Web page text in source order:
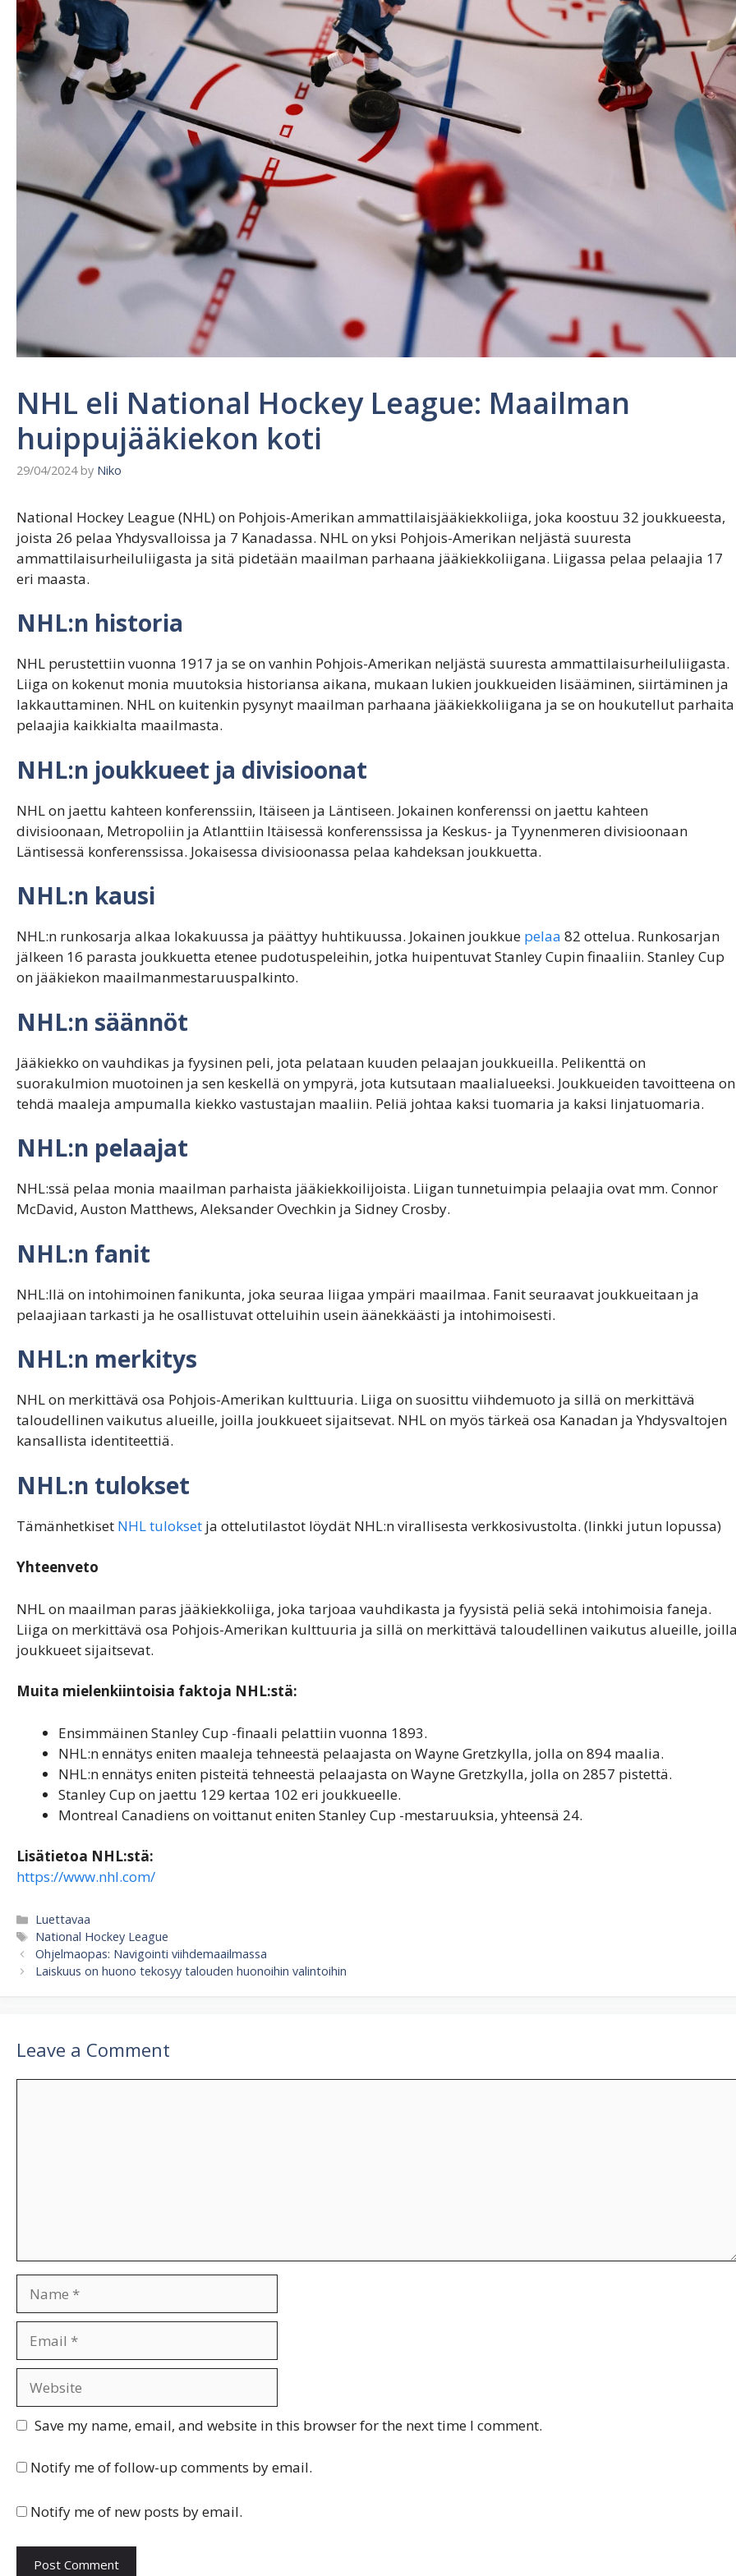
NHL eli National Hockey League: Maailman
huippujääkiekon koti
29/04/2024 by Niko
National Hockey League (NHL) on Pohjois-Amerikan ammattilaisjääkiekkoliiga, joka koostuu 32 joukkueesta,
joista 26 pelaa Yhdysvalloissa ja 7 Kanadassa. NHL on yksi Pohjois-Amerikan neljästä suuresta
ammattilaisurheiluliigasta ja sitä pidetään maailman parhaana jääkiekkoliigana. Liigassa pelaa pelaajia 17
eri maasta.
NHL:n historia
NHL perustettiin vuonna 1917 ja se on vanhin Pohjois-Amerikan neljästä suuresta ammattilaisurheiluliigasta.
Liiga on kokenut monia muutoksia historiansa aikana, mukaan lukien joukkueiden lisääminen, siirtäminen ja
lakkauttaminen. NHL on kuitenkin pysynyt maailman parhaana jääkiekkoliigana ja se on houkutellut parhaita
pelaajia kaikkialta maailmasta.
NHL:n joukkueet ja divisioonat
NHL on jaettu kahteen konferenssiin, Itäiseen ja Läntiseen. Jokainen konferenssi on jaettu kahteen
divisioonaan, Metropoliin ja Atlanttiin Itäisessä konferenssissa ja Keskus- ja Tyynenmeren divisioonaan
Läntisessä konferenssissa. Jokaisessa divisioonassa pelaa kahdeksan joukkuetta.
NHL:n kausi
NHL:n runkosarja alkaa lokakuussa ja päättyy huhtikuussa. Jokainen joukkue pelaa 82 ottelua. Runkosarjan
jälkeen 16 parasta joukkuetta etenee pudotuspeleihin, jotka huipentuvat Stanley Cupin finaaliin. Stanley Cup
on jääkiekon maailmanmestaruuspalkinto.
NHL:n säännöt
Jääkiekko on vauhdikas ja fyysinen peli, jota pelataan kuuden pelaajan joukkueilla. Pelikenttä on
suorakulmion muotoinen ja sen keskellä on ympyrä, jota kutsutaan maalialueeksi. Joukkueiden tavoitteena on
tehdä maaleja ampumalla kiekko vastustajan maaliin. Peliä johtaa kaksi tuomaria ja kaksi linjatuomaria.
NHL:n pelaajat
NHL:ssä pelaa monia maailman parhaista jääkiekkoilijoista. Liigan tunnetuimpia pelaajia ovat mm. Connor
McDavid, Auston Matthews, Aleksander Ovechkin ja Sidney Crosby.
NHL:n fanit
NHL:llä on intohimoinen fanikunta, joka seuraa liigaa ympäri maailmaa. Fanit seuraavat joukkueitaan ja
pelaajiaan tarkasti ja he osallistuvat otteluihin usein äänekkäästi ja intohimoisesti.
NHL:n merkitys
NHL on merkittävä osa Pohjois-Amerikan kulttuuria. Liiga on suosittu viihdemuoto ja sillä on merkittävä
taloudellinen vaikutus alueille, joilla joukkueet sijaitsevat. NHL on myös tärkeä osa Kanadan ja Yhdysvaltojen
kansallista identiteettiä.
NHL:n tulokset
Tämänhetkiset NHL tulokset ja ottelutilastot löydät NHL:n virallisesta verkkosivustolta. (linkki jutun lopussa)
Yhteenveto
NHL on maailman paras jääkiekkoliiga, joka tarjoaa vauhdikasta ja fyysistä peliä sekä intohimoisia faneja.
Liiga on merkittävä osa Pohjois-Amerikan kulttuuria ja sillä on merkittävä taloudellinen vaikutus alueille,
joukkueet sijaitsevat.
Muita mielenkiintoisia faktoja NHL:stä:
Ensimmäinen Stanley Cup -finaali pelattiin vuonna 1893.
NHL:n ennätys eniten maaleja tehneestä pelaajasta on Wayne Gretzkylla, jolla on 894 maalia.
NHL:n ennätys eniten pisteitä tehneestä pelaajasta on Wayne Gretzkylla, jolla on 2857 pistettä.
Stanley Cup on jaettu 129 kertaa 102 eri joukkueelle.
Montreal Canadiens on voittanut eniten Stanley Cup -mestaruuksia, yhteensä 24.
Lisätietoa NHL:stä:
https://www.nhl.com/
Categories
Luettavaa
Tags
National Hockey League
Ohjelmaopas: Navigointi viihdemaailmassa
Laiskuus on huono tekosyy talouden huonoihin valintoihin
Leave a Comment
Save my name, email, and website in this browser for the next time I comment.
Notify me of follow-up comments by email.
Notify me of new posts by email.